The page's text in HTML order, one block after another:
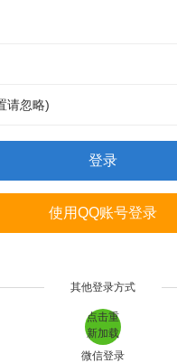
请忽略)
登录
使用QQ账号登录
其他登录方式
点击重
新加载
微信登录